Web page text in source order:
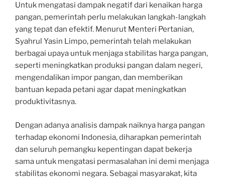
Untuk mengatasi dampak negatif dari kenaikan harga
pangan, pemerintah perlu melakukan langkah-langkah
yang tepat dan efektif. Menurut Menteri Pertanian,
Syahrul Yasin Limpo, pemerintah telah melakukan
berbagai upaya untuk menjaga stabilitas harga pangan,
seperti meningkatkan produksi pangan dalam negeri,
mengendalikan impor pangan, dan memberikan
bantuan kepada petani agar dapat meningkatkan
produktivitasnya.
Dengan adanya analisis dampak naiknya harga pangan
terhadap ekonomi Indonesia, diharapkan pemerintah
dan seluruh pemangku kepentingan dapat bekerja
sama untuk mengatasi permasalahan ini demi menjaga
stabilitas ekonomi negara. Sebagai masyarakat, kita